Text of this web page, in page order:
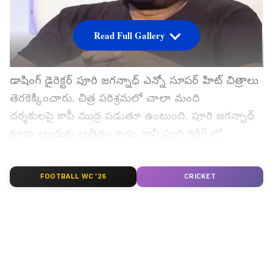
డాషింగ్ డైరెక్టర్ పూరి జగన్నాధ్ ఎన్నో సూపర్ హిట్ చిత్రాలు
తెరకెక్కించారు. చిత్ర పరిశ్రమలో చాలా మంది
దర్శకులపై కాపీ ముద్ర పడుతూ ఉంటుంది. పూరి జగన్నాధ్
కూడా అందుకు అతీతం కాదు. కానీ పూరి కెరీర్ లో
Read Full Gallery
FOOTBALL WC '26 CRICKET